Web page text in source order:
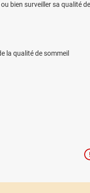
bien surveiller sa qualité
la qualité de sommeil